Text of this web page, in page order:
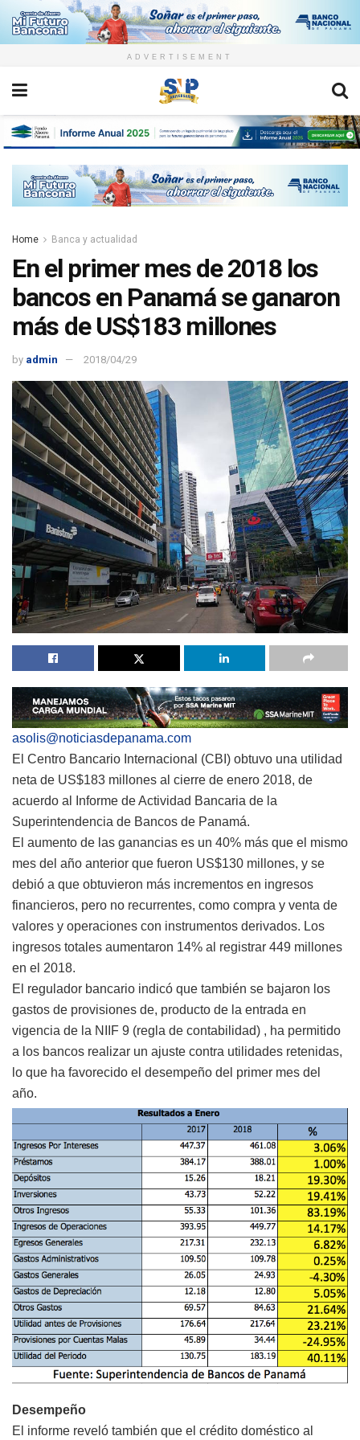
ADVERTISEMENT
Home Banca y actualidad
En el primer mes de 2018 los
bancos en Panamá se ganaron
más de US$183 millones
by admin 2018/04/29
asolis@noticiasdepanama.com
El Centro Bancario Internacional (CBI) obtuvo una utilidad
neta de US$183 millones al cierre de enero 2018, de
acuerdo al Informe de Actividad Bancaria de la
Superintendencia de Bancos de Panamá.
El aumento de las ganancias es un 40% más que el mismo
mes del año anterior que fueron US$130 millones, y se
debió a que obtuvieron más incrementos en ingresos
financieros, pero no recurrentes, como compra y venta de
valores y operaciones con instrumentos derivados. Los
ingresos totales aumentaron 14% al registrar 449 millones
en el 2018.
El regulador bancario indicó que también se bajaron los
gastos de provisiones de, producto de la entrada en
vigencia de la NIIF 9 (regla de contabilidad) , ha permitido
a los bancos realizar un ajuste contra utilidades retenidas,
lo que ha favorecido el desempeño del primer mes del
año.
Desempeño
El informe reveló también que el crédito doméstico al